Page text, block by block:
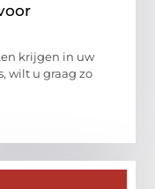
krijgen in uw
wilt u graag zo